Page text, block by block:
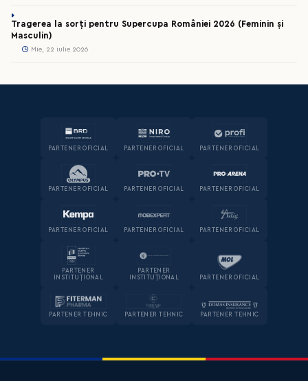
Tragerea la sorți pentru Supercupa României 2026 (Feminin și
Masculin)
Mie, 22 iulie 2026
PARTENER OFICIAL PARTENER OFICIAL PARTENER OFICIAL
PARTENER OFICIAL PARTENER OFICIAL PARTENER OFICIAL
PARTENER OFICIAL PARTENER OFICIAL PARTENER OFICIAL
PARTENER
INSTITUȚIONAL
PARTENER
INSTITUȚIONAL
PARTENER OFICIAL
PARTENER TEHNIC PARTENER TEHNIC PARTENER TEHNIC